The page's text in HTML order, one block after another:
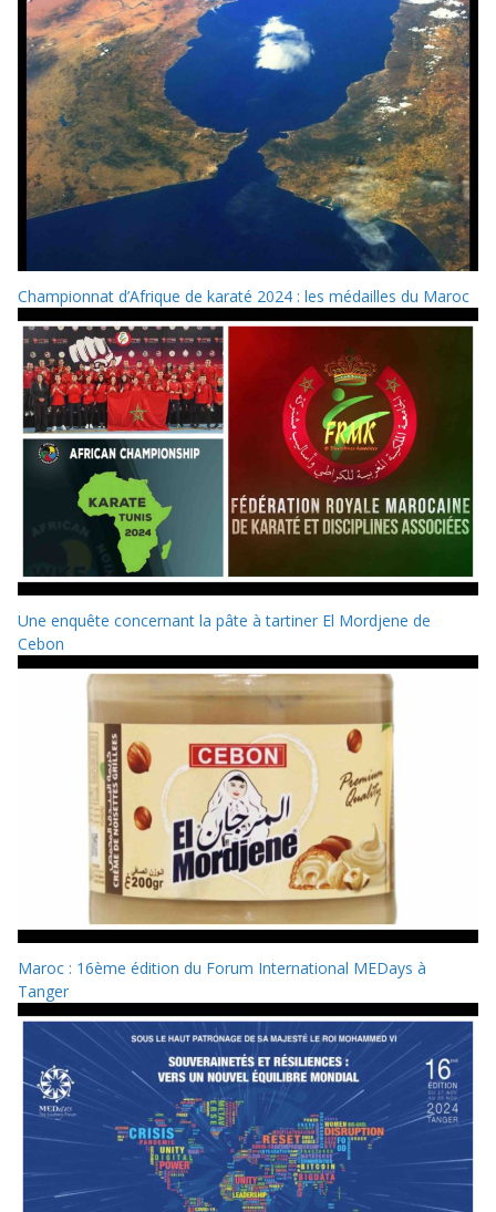
Championnat d’Afrique de karaté 2024 : les médailles du Maroc
Une enquête concernant la pâte à tartiner El Mordjene de
Cebon
Maroc : 16ème édition du Forum International MEDays à
Tanger